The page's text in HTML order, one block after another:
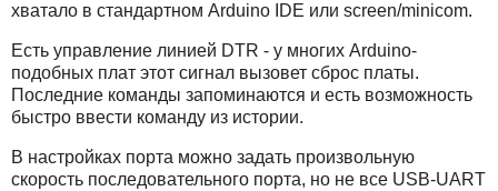
хватало в стандартном Arduino IDE или screen/minicom.
Есть управление линией DTR - у многих Arduino-
подобных плат этот сигнал вызовет сброс платы.
Последние команды запоминаются и есть возможность
быстро ввести команду из истории.
В настройках порта можно задать произвольную
скорость последовательного порта, но не все USB-UART